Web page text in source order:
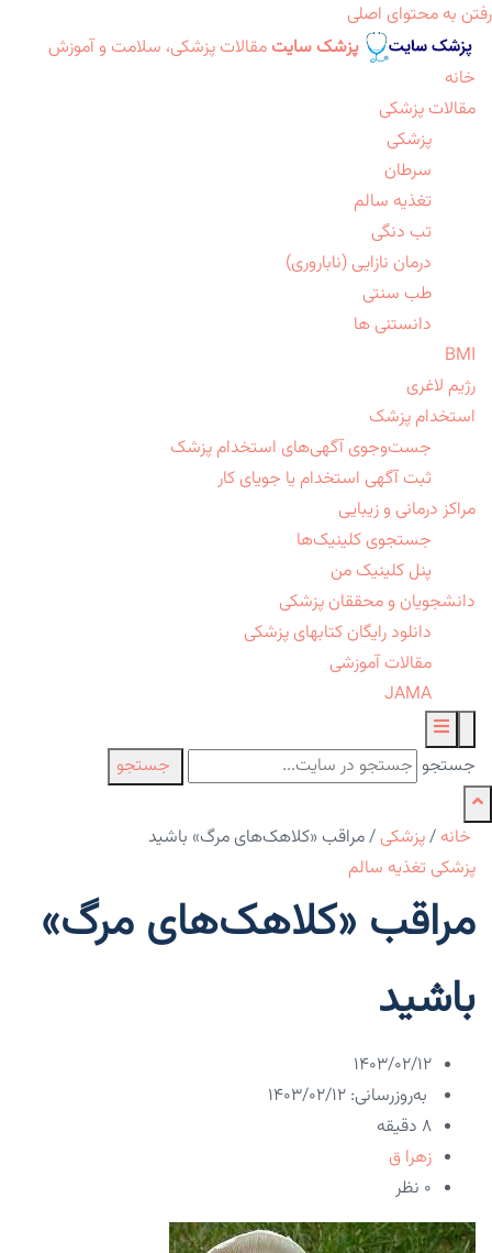
رفتن به محتوای اصلی
پزشک سایت مقالات پزشکی، سلامت و آموزش
خانه
مقالات پزشکی
پزشکی
سرطان
تغذیه سالم
تب دنگی
درمان نازایی (ناباروری)
طب سنتی
دانستنی ها
BMI
رژیم لاغری
استخدام پزشک
جست‌وجوی آگهی‌های استخدام پزشک
ثبت آگهی استخدام یا جویای کار
مراکز درمانی و زیبایی
جستجوی کلینیک‌ها
پنل کلینیک من
دانشجویان و محققان پزشکی
دانلود رایگان کتابهای پزشکی
مقالات آموزشی
JAMA
جستجو جستجو
خانه /پزشکی /مراقب «کلاهک‌های مرگ» باشید
پزشکی تغذیه سالم
مراقب «کلاهک‌های مرگ»
باشید
۱۴۰۳/۰۲/۱۲
به‌روزرسانی: ۱۴۰۳/۰۲/۱۲
8 دقیقه
زهرا ق
۰ نظر